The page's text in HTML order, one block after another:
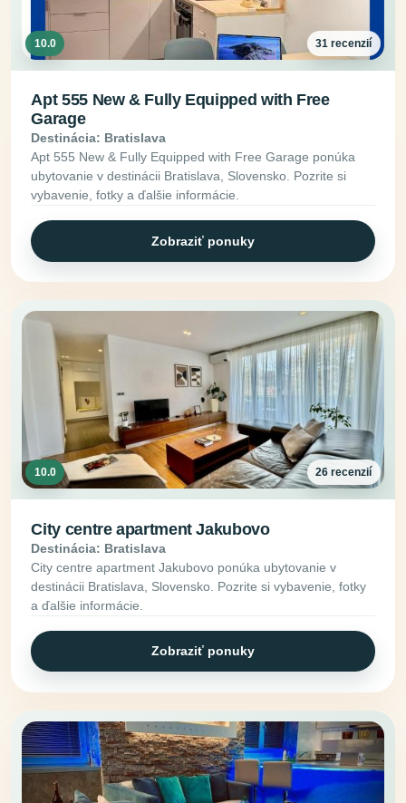
10.0 31 recenzií
Apt 555 New & Fully Equipped with Free
Garage
Destinácia: Bratislava
Apt 555 New & Fully Equipped with Free Garage ponúka
ubytovanie v destinácii Bratislava, Slovensko. Pozrite si
vybavenie, fotky a ďalšie informácie.
Zobraziť ponuky
10.0 26 recenzií
City centre apartment Jakubovo
Destinácia: Bratislava
City centre apartment Jakubovo ponúka ubytovanie v
destinácii Bratislava, Slovensko. Pozrite si vybavenie, fotky
a ďalšie informácie.
Zobraziť ponuky